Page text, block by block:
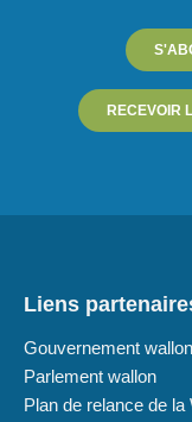
RECEVOIR
Liens
Gouvernement wallon
Parlement wallon
Plan de relance de la